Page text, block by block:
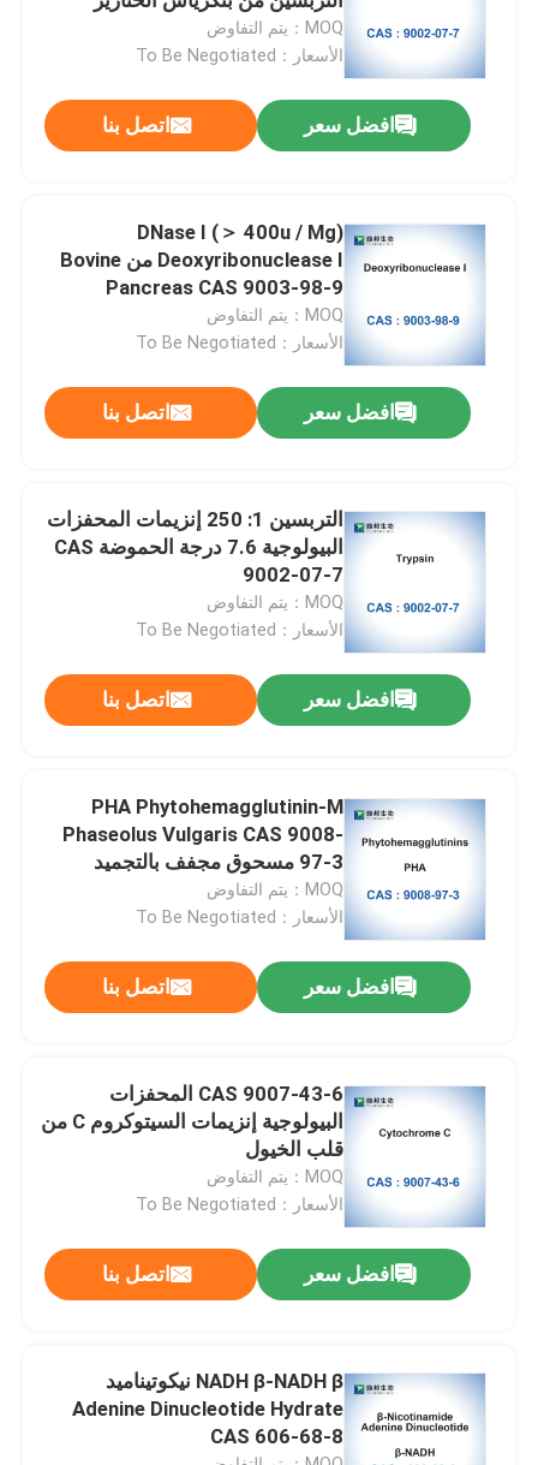
منتجات
معلومات عنا
جولة في المعمل
أخبار
حالات
المخازن البيولوجية
الكواشف البيوكيميائية
MOQ：يتم التفاوض
الأسعار：To Be Negotiated
افضل سعر اتصل بنا
DNase I (＞ 400u / Mg)
Deoxyribonuclease I من Bovine
Pancreas CAS 9003-98-9
MOQ：يتم التفاوض
الأسعار：To Be Negotiated
افضل سعر اتصل بنا
التربسين 1: 250 إنزيمات المحفزات
البيولوجية 7.6 درجة الحموضة CAS
9002-07-7
MOQ：يتم التفاوض
الأسعار：To Be Negotiated
افضل سعر اتصل بنا
PHA Phytohemagglutinin-M
Phaseolus Vulgaris CAS 9008-
97-3 مسحوق مجفف بالتجميد
MOQ：يتم التفاوض
الأسعار：To Be Negotiated
افضل سعر اتصل بنا
CAS 9007-43-6 المحفزات
البيولوجية إنزيمات السيتوكروم C من
قلب الخيول
MOQ：يتم التفاوض
الأسعار：To Be Negotiated
افضل سعر اتصل بنا
NADH β-NADH β نيكوتيناميد
Adenine Dinucleotide Hydrate
CAS 606-68-8